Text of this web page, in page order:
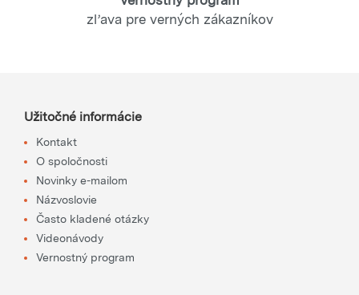
zľava pre verných zákazníkov
Užitočné informácie
Kontakt
O spoločnosti
Novinky e-mailom
Názvoslovie
Často kladené otázky
Videonávody
Vernostný program